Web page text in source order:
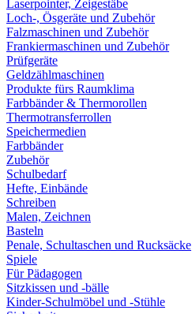
Laserpointer, Zeigestäbe
Loch-, Ösgeräte und Zubehör
Falzmaschinen und Zubehör
Frankiermaschinen und Zubehör
Prüfgeräte
Geldzählmaschinen
Produkte fürs Raumklima
Farbbänder & Thermorollen
Thermotransferrollen
Speichermedien
Farbbänder
Zubehör
Schulbedarf
Hefte, Einbände
Schreiben
Malen, Zeichnen
Basteln
Penale, Schultaschen und Rucksäcke
Spiele
Für Pädagogen
Sitzkissen und -bälle
Kinder-Schulmöbel und -Stühle